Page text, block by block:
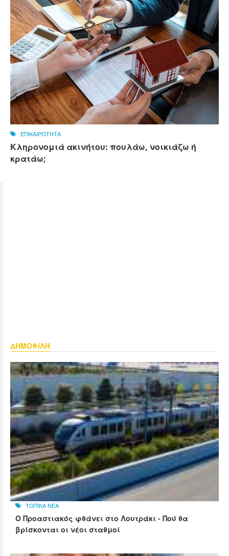
ΕΠΙΚΑΙΡΟΤΗΤΑ
Κληρονομιά ακινήτου: πουλάω, νοικιάζω ή
κρατάω;
ΔΗΜΟΦΙΛΗ
ΤΟΠΙΚΑ ΝΕΑ
Ο Προαστιακός φθάνει στο Λουτράκι - Πού θα
βρίσκονται οι νέοι σταθμοί